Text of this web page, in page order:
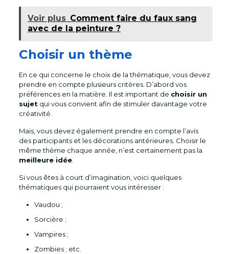
Voir plus Comment faire du faux sang
avec de la peinture ?
Choisir un thème
En ce qui concerne le choix de la thématique, vous devez
prendre en compte plusieurs critères. D’abord vos
préférences en la matière. Il est important de choisir un
sujetqui vous convient afin de stimuler davantage votre
créativité.
Mais, vous devez également prendre en compte l’avis
des participants et les décorations antérieures. Choisir le
même thème chaque année, n’est certainement pas la
meilleure idée.
Si vous êtes à court d’imagination, voici quelques
thématiques qui pourraient vous intéresser :
Vaudou ;
Sorcière ;
Vampires ;
Zombies ; etc.